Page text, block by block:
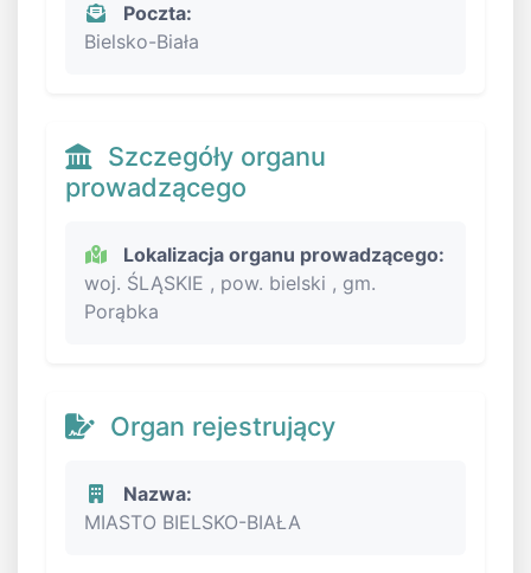
Poczta:
Bielsko-Biała
Szczegóły organu
prowadzącego
Lokalizacja organu prowadzącego:
woj. ŚLĄSKIE , pow. bielski , gm.
Porąbka
Organ rejestrujący
Nazwa:
MIASTO BIELSKO-BIAŁA